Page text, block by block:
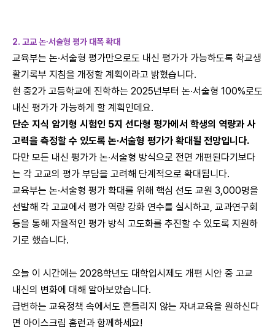
2. 고교 논∙서술형 평가 대폭 확대
교육부는 논∙서술형 평가만으로도 내신 평가가 가능하도록 학교생
활기록부 지침을 개정할 계획이라고 밝혔습니다.
현 중2가 고등학교에 진학하는 2025년부터 논∙서술형 100%로도
내신 평가가 가능하게 할 계획인데요.
단순 지식 암기형 시험인 5지 선다형 평가에서 학생의 역량과 사
고력을 측정할 수 있도록 논∙서술형 평가가 확대될 전망입니다.
다만 모든 내신 평가가 논∙서술형 방식으로 전면 개편된다기보다
는 각 고교의 평가 부담을 고려해 단계적으로 확대됩니다.
교육부는 논∙서술형 평가 확대를 위해 핵심 선도 교원 3,000명을
선발해 각 고교에서 평가 역량 강화 연수를 실시하고, 교과연구회
등을 통해 자율적인 평가 방식 고도화를 추진할 수 있도록 지원하
기로 했습니다.
오늘 이 시간에는 2028학년도 대학입시제도 개편 시안 중 고교
내신의 변화에 대해 알아보았습니다.
급변하는 교육정책 속에서도 흔들리지 않는 자녀교육을 원하신다
면 아이스크림 홈런과 함께하세요!